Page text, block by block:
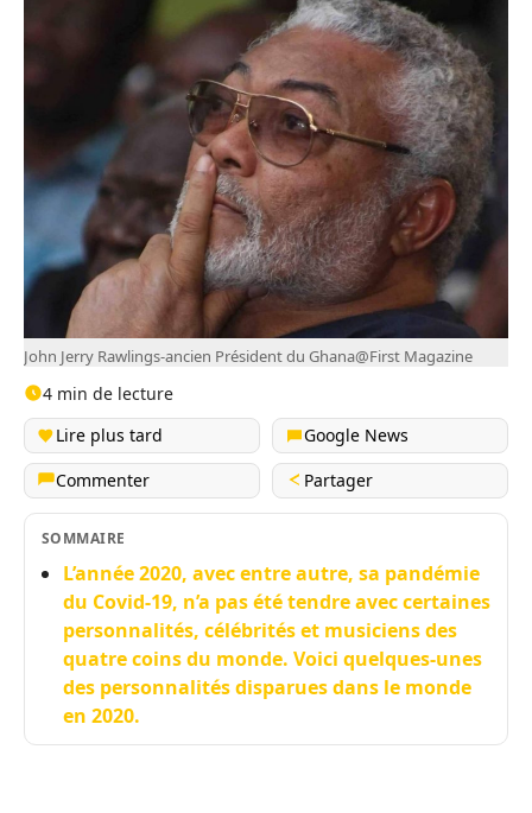
John Jerry Rawlings-ancien Président du Ghana@First Magazine
4 min de lecture
Lire plus tard
Google News
Commenter
Partager
SOMMAIRE
L’année 2020, avec entre autre, sa pandémie
du Covid-19, n’a pas été tendre avec certaines
personnalités, célébrités et musiciens des
quatre coins du monde. Voici quelques-unes
des personnalités disparues dans le monde
en 2020.